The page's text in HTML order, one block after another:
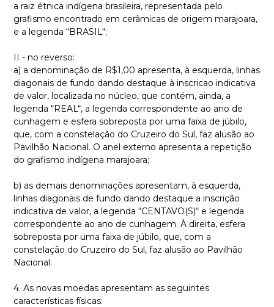
a raiz étnica indígena brasileira, representada pelo
grafismo encontrado em cerâmicas de origem marajoara,
e a legenda “BRASIL“;
II - no reverso:
a) a denominação de R$1,00 apresenta, à esquerda, linhas
diagonais de fundo dando destaque à inscricao indicativa
de valor, localizada no núcleo, que contém, ainda, a
legenda “REAL“, a legenda correspondente ao ano de
cunhagem e esfera sobreposta por uma faixa de júbilo,
que, com a constelação do Cruzeiro do Sul, faz alusão ao
Pavilhão Nacional. O anel externo apresenta a repetição
do grafismo indígena marajoara;
b) as demais denominações apresentam, à esquerda,
linhas diagonais de fundo dando destaque a inscrição
indicativa de valor, a legenda “CENTAVO(S)“ e legenda
correspondente ao ano de cunhagem. À direita, esfera
sobreposta por uma faixa de júbilo, que, com a
constelação do Cruzeiro do Sul, faz alusão ao Pavilhão
Nacional.
4. As novas moedas apresentam as seguintes
características físicas: